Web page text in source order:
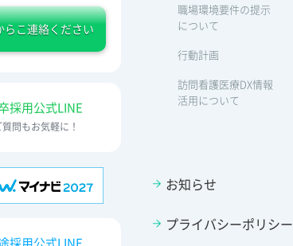
らこ連絡ください
採用公式LINE
問もお気軽に！
採用公式LINE
職場環境要件の提示
について
行動計画
訪問看護医療DX情報
活用について
お知らせ
プライバシーポリシー